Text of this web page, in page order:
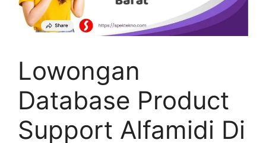
Lowongan
Database Product
Support Alfamidi Di